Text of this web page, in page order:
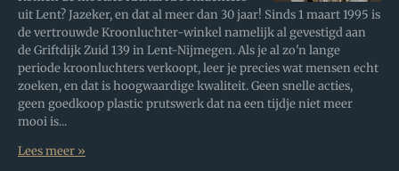
uit Lent? Jazeker, en dat al meer dan 30 jaar! Sinds 1 maart 1995 is
de vertrouwde Kroonluchter-winkel namelijk al gevestigd aan
de Griftdijk Zuid 139 in Lent-Nijmegen. Als je al zo'n lange
periode kroonluchters verkoopt, leer je precies wat mensen echt
zoeken, en dat is hoogwaardige kwaliteit. Geen snelle acties,
geen goedkoop plastic prutswerk dat na een tijdje niet meer
mooi is...
Lees meer »